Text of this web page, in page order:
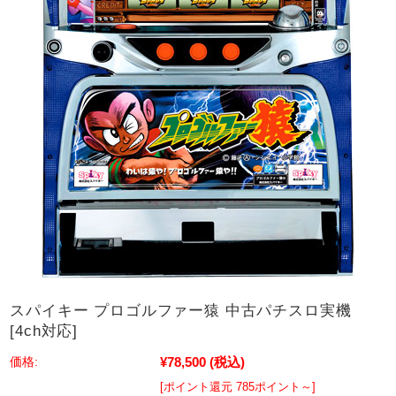
スパイキー プロゴルファー猿 中古パチスロ実機
[4ch対応]
価格: ¥78,500 (税込)
[ポイント還元 785ポイント～]